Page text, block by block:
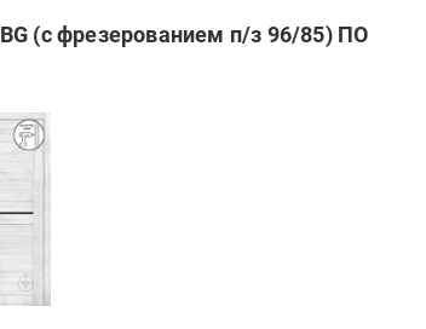
(с фрезерованием п/з 96/85) ПО